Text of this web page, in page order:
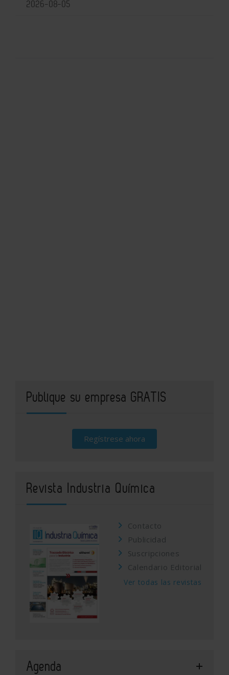
2026-08-05
Publique su empresa GRATIS
Regístrese ahora
Revista Industria Química
Contacto
Publicidad
Suscripciones
Calendario Editorial
Ver todas las revistas
Agenda